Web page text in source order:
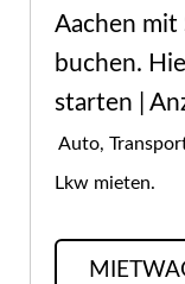
Aachen mit
buchen.
starten |
Auto,
Lkw mieten.